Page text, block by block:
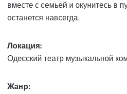
вместе с семьей и окунитесь в
останется навсегда.
Локация:
Одесский театр музыкальной
Жанр: